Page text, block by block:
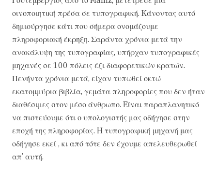
οινοποιητική πρέσα σε τυπογραφική. Kάνοντας αυτό
δημιούργησε κάτι που σήμερα ονομάζουμε
πληροφοριακή έκρηξη. Σαράντα χρόνια μετά την
ανακάλυψη της τυπογραφίας, υπήρχαν τυπογραφικές
μηχανές σε 100 πόλεις έξι διαφορετικών κρατών.
Πενήντα χρόνια μετά, είχαν τυπωθεί οκτώ
εκατομμύρια βιβλία, γεμάτα πληροφορίες που δεν ήταν
διαθέσιμες στον μέσο άνθρωπο. Eίναι παραπλανητικό
να πιστεύουμε ότι ο υπολογιστής μας οδήγησε στην
εποχή της πληροφορίας. H τυπογραφική μηχανή μας
οδήγησε εκεί , κι από τότε δεν έχουμε απελευθερωθεί
απ’ αυτή.